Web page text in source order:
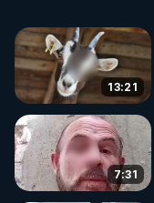
🌱 INSTAGRAM
https://
http://rgnr.li/
🌱 LA
Pour ne pas rater
13:21
7:31